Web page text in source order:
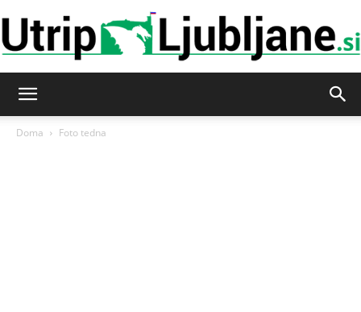
Doma Foto tedna